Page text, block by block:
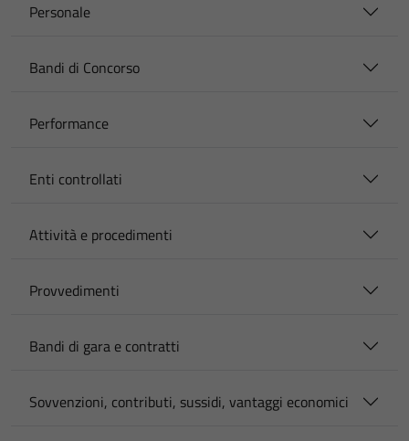
Personale
Bandi di Concorso
Performance
Enti controllati
Attività e procedimenti
Provvedimenti
Bandi di gara e contratti
Sovvenzioni, contributi, sussidi, vantaggi economici